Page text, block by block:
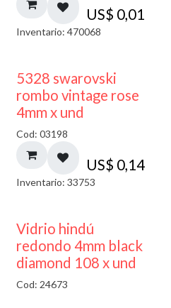
US$ 0,01
Inventario: 470068
5328 swarovski
rombo vintage rose
4mm x und
Cod: 03198
US$ 0,14
Inventario: 33753
40% DESCUENTO
Vidrio hindú
redondo 4mm black
diamond 108 x und
Cod: 24673